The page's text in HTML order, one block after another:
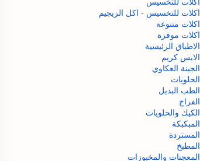
اكلات للتخسيس - اكل الريجيم
اكلات متنوعة
اكلات موفرة
الاطباق الرئيسية
الايس كريم
الجبنة العكاوي
الحلويات
الطب البديل
الفراخ
الكيك والحلويات
المبكبكة
المستردة
المطبخ
المعجنات والمخبوزات